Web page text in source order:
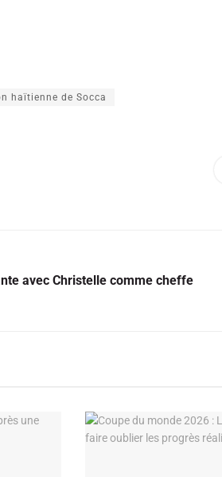
haïtienne de Socca
avec Christelle comme cheffe